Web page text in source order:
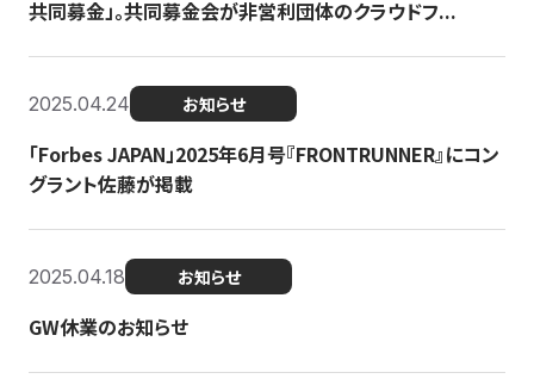
共同募金」。共同募金会が非営利団体のクラウドフ...
2025.04.24 お知らせ
「Forbes JAPAN」2025年6月号『FRONTRUNNER』にコン
グラント佐藤が掲載
2025.04.18 お知らせ
GW休業のお知らせ